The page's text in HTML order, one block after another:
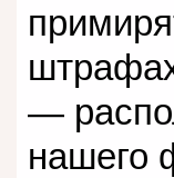
—
нашего